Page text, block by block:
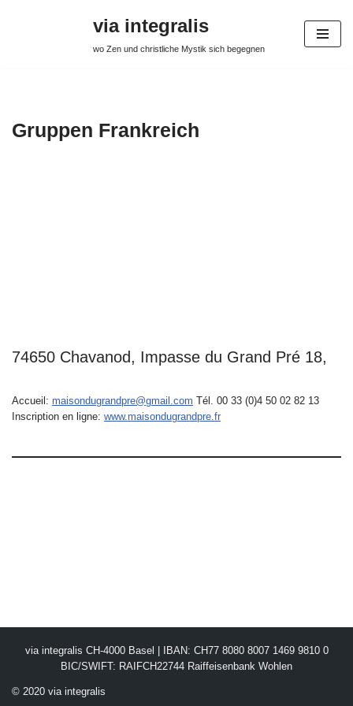
via integralis
wo Zen und christliche Mystik sich begegnen
Gruppen Frankreich
74650 Chavanod, Impasse du Grand Pré 18,
Accueil: maisondugrandpre@gmail.com Tél. 00 33 (0)4 50 02 82 13
Inscription en ligne: www.maisondugrandpre.fr
via integralis CH-4000 Basel | IBAN: CH77 8080 8007 1469 9810 0
BIC/SWIFT: RAIFCH22744 Raiffeisenbank Wohlen
© 2020 via integralis